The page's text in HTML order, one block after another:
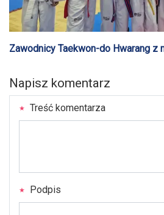
Zawodnicy Taekwon-do Hwarang
Napisz komentarz
Treść komentarza
Podpis